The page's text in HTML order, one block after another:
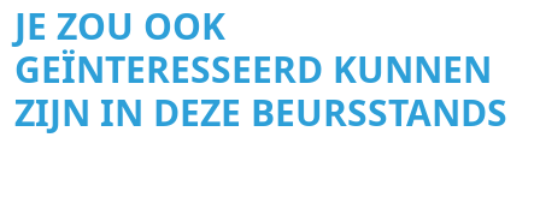
JE ZOU OOK
GEÏNTERESSEERD KUNNEN
ZIJN IN DEZE BEURSSTANDS